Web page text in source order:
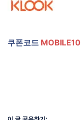
쿠폰코드 MOBILE10